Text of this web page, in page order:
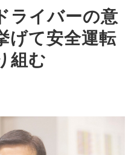
ライバーの意
げて安全運転
組む